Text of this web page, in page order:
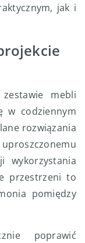
jak i
mebli
w codziennym
rozwiązania
wykorzystania
przestrzeni to
pomiędzy
poprawić